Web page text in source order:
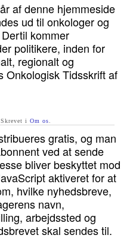
af denne hjemmeside
ud til onkologer og
kommer
politikere, inden for
regionalt og
Onkologisk Tidsskrift af
Skrevet i Om os
gratis, og man
ved at sende
bliver beskyttet mod
aktiveret for at
hvilke nyhedsbreve,
navn,
arbejdssted og
skal sendes til.